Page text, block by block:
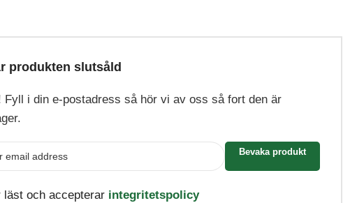
produkten slutsåld
Fyll i din e-postadress så hör vi av oss så fort den är
Bevaka produkt
läst och accepterar integritetspolicy